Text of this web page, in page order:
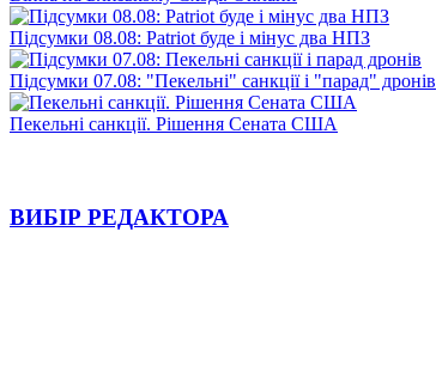
Підсумки 08.08: Patriot буде і мінус два НПЗ
Підсумки 07.08: "Пекельні" санкції і "парад" дронів
Пекельні санкції. Рішення Сената США
ВИБІР РЕДАКТОРА